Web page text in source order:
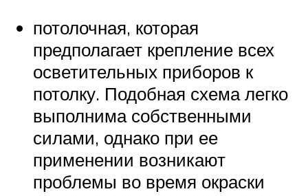
потолочная, которая
предполагает крепление всех
осветительных приборов к
потолку. Подобная схема легко
выполнима собственными
силами, однако при ее
применении возникают
проблемы во время окраски